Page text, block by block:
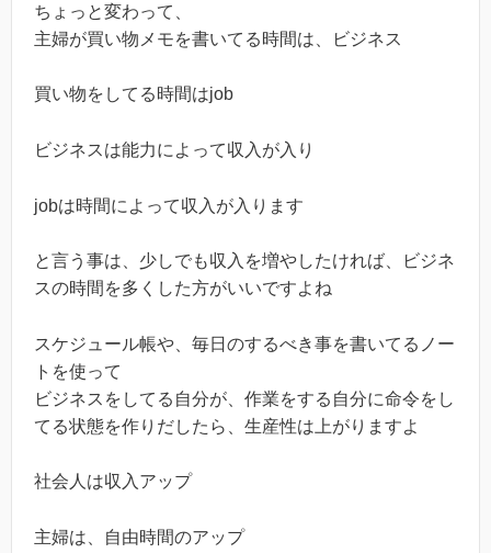
ちょっと変わって、
主婦が買い物メモを書いてる時間は、ビジネス
買い物をしてる時間はjob
ビジネスは能力によって収入が入り
jobは時間によって収入が入ります
と言う事は、少しでも収入を増やしたければ、ビジネ
スの時間を多くした方がいいですよね
スケジュール帳や、毎日のするべき事を書いてるノー
トを使って
ビジネスをしてる自分が、作業をする自分に命令をし
てる状態を作りだしたら、生産性は上がりますよ
社会人は収入アップ
主婦は、自由時間のアップ